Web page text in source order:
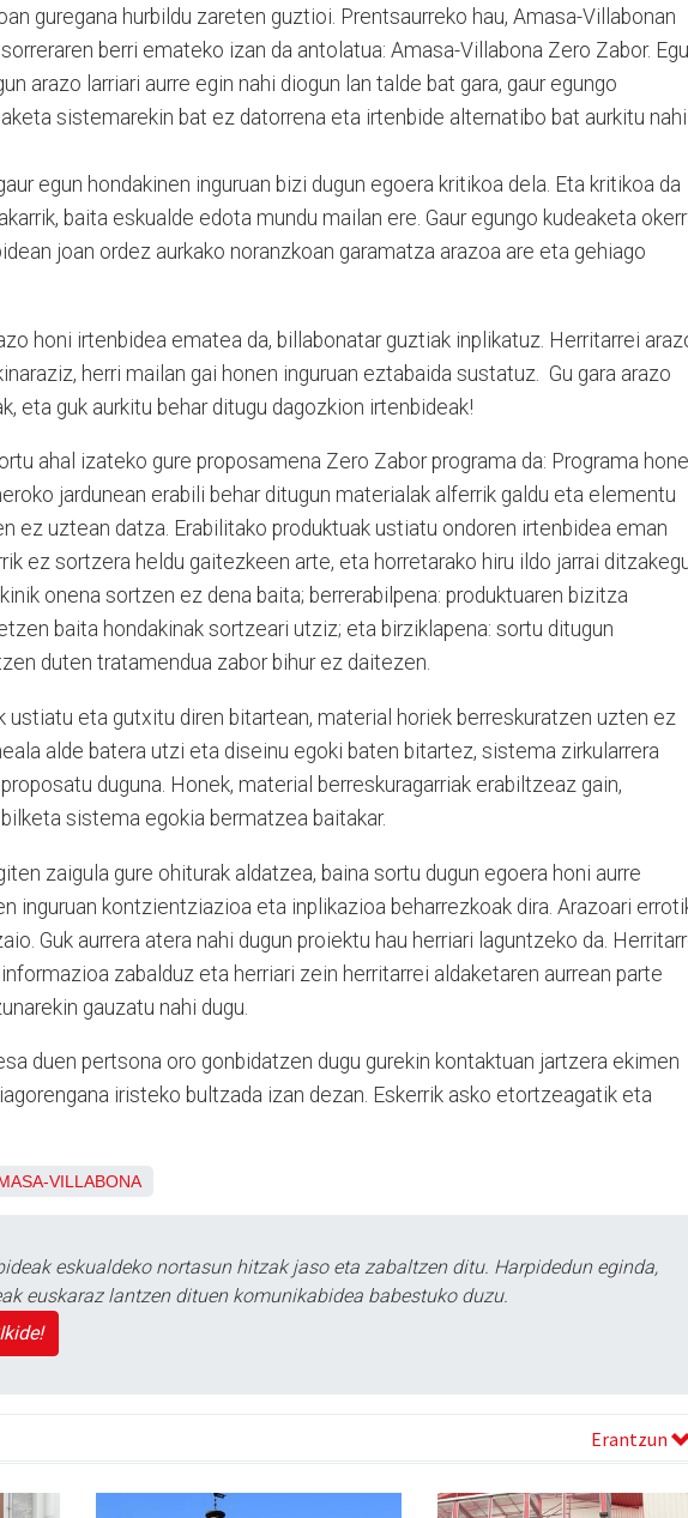
guregana hurbildu zareten guztioi. Prentsaurreko hau, Amasa-Villabonan
berri emateko izan da antolatua: Amasa-Villabona Zero Zabor.
arazo larriari aurre egin nahi diogun lan talde bat gara, gaur egungo
sistemarekin bat ez datorrena eta irtenbide alternatibo bat aurkitu nahi
egun hondakinen inguruan bizi dugun egoera kritikoa dela. Eta kritikoa da
baita eskualde edota mundu mailan ere. Gaur egungo kudeaketa
joan ordez aurkako noranzkoan garamatza arazoa are eta gehiago
honi irtenbidea ematea da, billabonatar guztiak inplikatuz. Herritarrei
herri mailan gai honen inguruan eztabaida sustatuz. Gu gara arazo
eta guk aurkitu behar ditugu dagozkion irtenbideak!
ahal izateko gure proposamena Zero Zabor programa da: Programa
jardunean erabili behar ditugun materialak alferrik galdu eta elementu
ez uztean datza. Erabilitako produktuak ustiatu ondoren irtenbidea eman
ez sortzera heldu gaitezkeen arte, eta horretarako hiru ildo jarrai
onena sortzen ez dena baita; berrerabilpena: produktuaren bizitza
baita hondakinak sortzeari utziz; eta birziklapena: sortu ditugun
duten tratamendua zabor bihur ez daitezen.
ustiatu eta gutxitu diren bitartean, material horiek berreskuratzen uzten ez
alde batera utzi eta diseinu egoki baten bitartez, sistema zirkularrera
duguna. Honek, material berreskuragarriak erabiltzeaz gain,
sistema egokia bermatzea baitakar.
zaigula gure ohiturak aldatzea, baina sortu dugun egoera honi aurre
inguruan kontzientziazioa eta inplikazioa beharrezkoak dira. Arazoari
Guk aurrera atera nahi dugun proiektu hau herriari laguntzeko da.
zabalduz eta herriari zein herritarrei aldaketaren aurrean parte
gauzatu nahi dugu.
duen pertsona oro gonbidatzen dugu gurekin kontaktuan jartzera ekimen
iristeko bultzada izan dezan. Eskerrik asko etortzeagatik eta
VILLABONA
eskualdeko nortasun hitzak jaso eta zabaltzen ditu. Harpidedun eginda,
euskaraz lantzen dituen komunikabidea babestuko duzu.
Erantzun